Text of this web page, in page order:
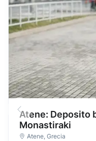
Atene: Deposito
Monastiraki
Atene, Grecia